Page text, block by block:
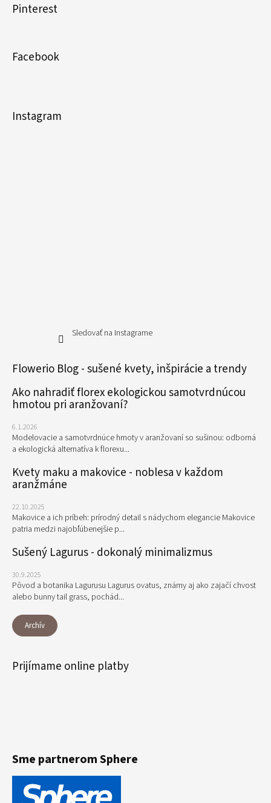
Pinterest
Facebook
Instagram
Sledovať na Instagrame
Flowerio Blog - sušené kvety, inšpirácie a trendy
Ako nahradiť florex ekologickou samotvrdnúcou
hmotou pri aranžovaní?
6.1.2026
Modelovacie a samotvrdnúce hmoty v aranžovaní so sušinou: odborná
a ekologická alternatíva k florexu...
Kvety maku a makovice - noblesa v každom
aranžmáne
22.10.2025
Makovice a ich príbeh: prírodný detail s nádychom elegancie Makovice
patria medzi najobľúbenejšie p...
Sušený Lagurus - dokonalý minimalizmus
30.9.2025
Pôvod a botanika Lagurusu Lagurus ovatus, známy aj ako zajačí chvost
alebo bunny tail grass, pochád...
Archív
Prijímame online platby
Sme partnerom Sphere